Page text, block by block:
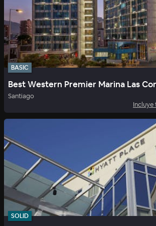
BASIC
Best Western Premier Marina Las
Santiago
Incluye
SOLID